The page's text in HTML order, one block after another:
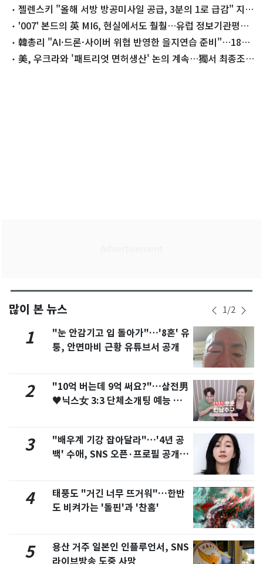
전"젤렌스키 "올해 서방 방공미사일 공급, 3분의 1로 급감" 지원
호소'007' 본드의 英 MI6, 현실에서도 훨훨…유럽 정보기관평가
1위韓총리 "AI·드론·사이버 위협 반영한 을지연습 준비"…18일
부터美, 우크라와 '패트리엇 면허생산' 논의 계속…獨서 최종조립
많이 본 뉴스 1/2
1
"눈 안감기고 입 돌아가"…'8혼' 유
퉁, 안면마비 근황 유튜브서 공개
2
"10억 버는데 9억 써요?"…삼전男
♥닉스女 3:3 단체소개팅 예능 화
3
"배우계 기강 잡아달라"…'4년 공
백' 수애, SNS 오픈·프로필 공개
4
태풍도 "거긴 너무 뜨거워"…한반
도 비켜가는 '돌핀'과 '찬홈'
5
용산 거주 일본인 인플루언서, SNS
라이브방송 도중 사망